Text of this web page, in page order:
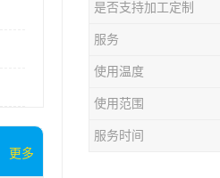
更多
是否支持加工定制
服务
使用温度
使用范围
服务时间